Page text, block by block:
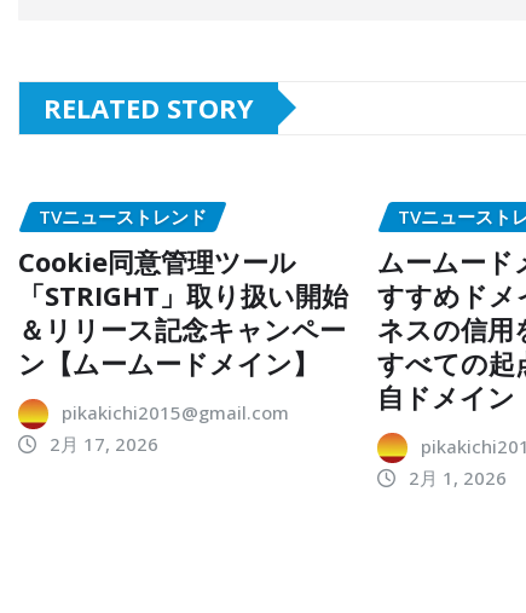
RELATED STORY
TVニューストレンド
Cookie同意管理ツール
「STRIGHT」取り扱い開始
＆リリース記念キャンペー
ン【ムームードメイン】
pikakichi2015@gmail.com
2月 17, 2026
TVニュースト
ムームード
すすめドメ
ネスの信
すべての起
自ドメイン
2月 1, 2026